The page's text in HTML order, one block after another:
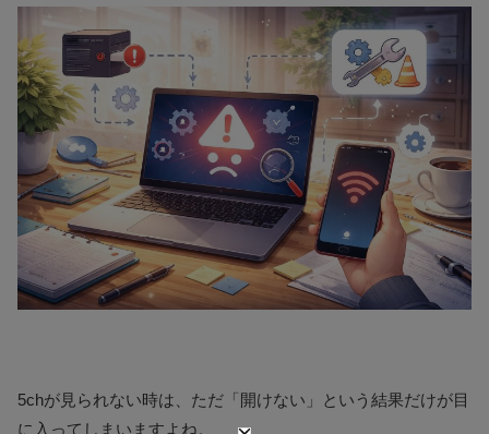
5chが見られない時は、ただ「開けない」という結果だけが目
に入ってしまいますよね。